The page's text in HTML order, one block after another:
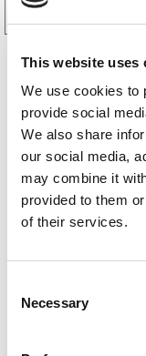
This website uses
We use cookies to
provide social
We also share
our social media,
may combine it
provided to them
of their services.
Necessary